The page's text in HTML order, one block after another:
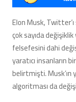
Elon Musk,
çok sayıda
felsefesini dahi
yaratıcı insanların
belirtmişti. Musk’ın
algoritması da